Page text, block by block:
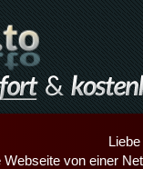
von einer